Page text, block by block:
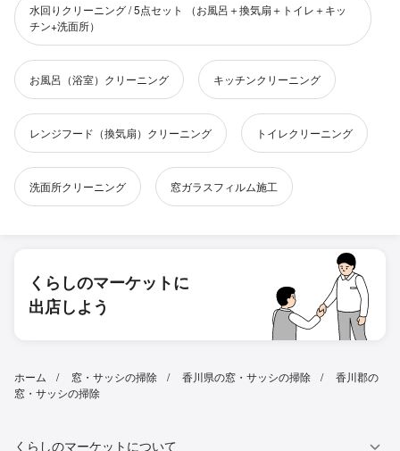
水回りクリーニング / 5点セット （お風呂＋換気扇＋トイレ＋キッ
チン+洗面所）
お風呂（浴室）クリーニング キッチンクリーニング
レンジフード（換気扇）クリーニング トイレクリーニング
洗面所クリーニング 窓ガラスフィルム施工
くらしのマーケットに
出店しよう
ホーム 窓・サッシの掃除 香川県の窓・サッシの掃除
香川郡の
窓・サッシの掃除
くらしのマーケットについて